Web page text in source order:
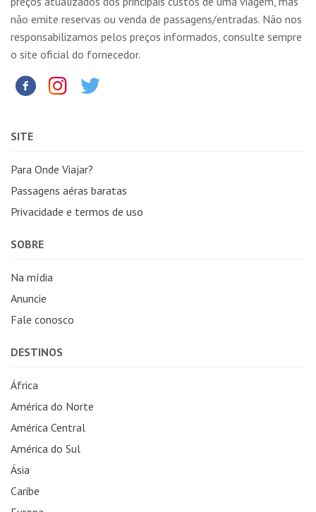
não emite reservas ou venda de passagens/entradas. Não nos
responsabilizamos pelos preços informados, consulte sempre
o site oficial do fornecedor.
SITE
Para Onde Viajar?
Passagens aéras baratas
Privacidade e termos de uso
SOBRE
Na mídia
Anuncie
Fale conosco
DESTINOS
África
América do Norte
América Central
América do Sul
Ásia
Caribe